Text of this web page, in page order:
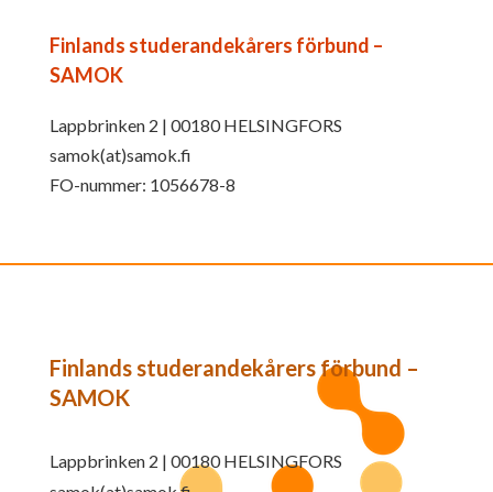
Finlands studerandekårers förbund –
SAMOK
Lappbrinken 2 | 00180 HELSINGFORS
samok(at)samok.fi
FO-nummer: 1056678-8
Finlands studerandekårers förbund –
SAMOK
Lappbrinken 2 | 00180 HELSINGFORS